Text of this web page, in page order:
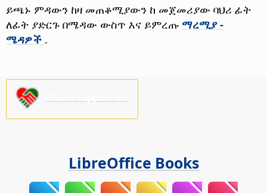
ይጫኑ ምዳውን ከዛ መጠቆሚያውን ከ መጀመሪያው ባህሪ ፊት
ለፊት ያድርጉ በሜዳው ውስጥ እና ይምረጡ ማረሚያ -
ሜዳዎች .
LibreOffice Books